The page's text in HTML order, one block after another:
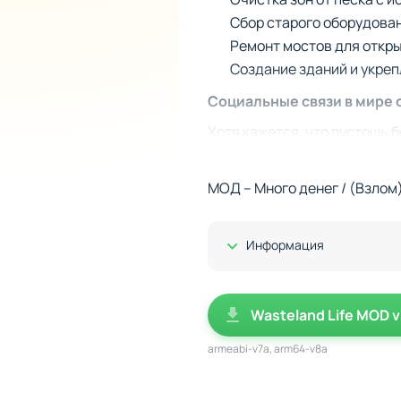
Сбор старого
Ремонт мостов для
Создание зданий и
Социальные связи в мире
Хотя кажется, что пустошь
отношения. Эти люди
новым территориям. От
безопасность подчас
Развитие в условиях
территорию, вы будете
будущем вам придётся
как маяки, транспортные
МОД – Много денег / (Взлом)
Показать/Скрыть
Информация
Wasteland Life MOD
armeabi-v7a, arm64-v8a